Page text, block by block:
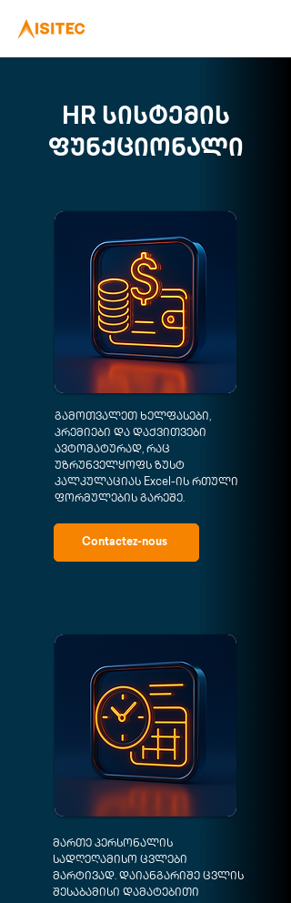
HR სისტემის
ფუნქციონალი
გამოთვალეთ ხელფასები,
პრემიები და დაქვითვები
ავტომატურად, რაც
უზრუნველყოფს ზუსტ
კალკულაციას Excel-ის რთული
ფორმულების გარეშე.
Contactez-nous
მართე პერსონალის
სადღეღამისო ცვლები
მარტივად. დაიანგარიშე ცვლის
შესაბამისი დამატებითი